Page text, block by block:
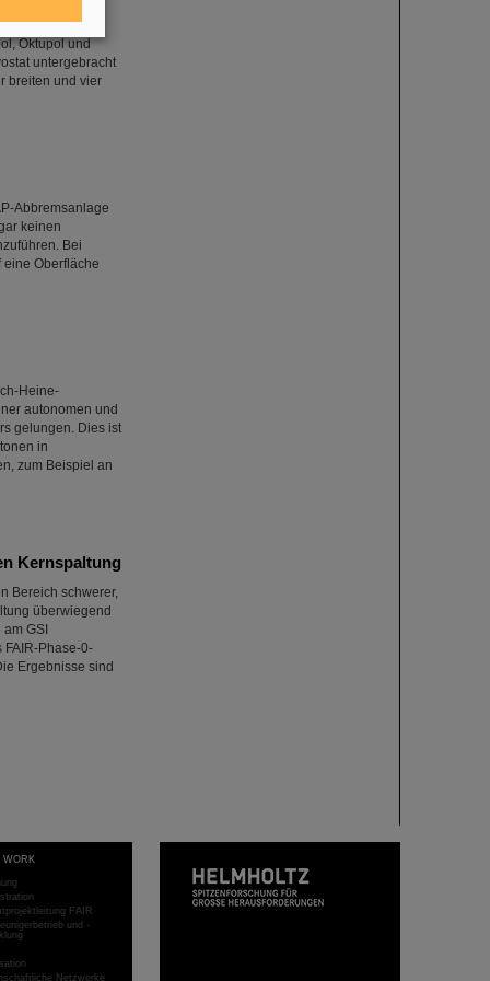
handelt es
Oktupol und
untergebracht
breiten und vier
Abbremsanlage
keinen
Bei
Oberfläche
Heine-
autonomen und
gelungen. Dies ist
in
zum Beispiel an
Kernspaltung
Bereich schwerer,
überwiegend
GSI
FAIR-Phase-0-
Ergebnisse sind
WORK
FAIR
und -
Netzwerke